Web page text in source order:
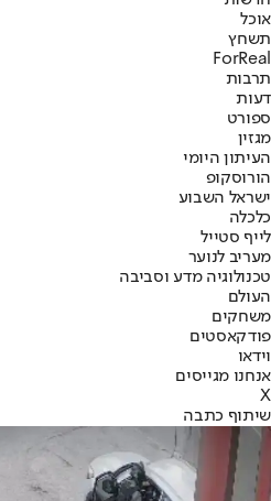
אוכל
תשחץ
ForReal
תרבות
דעות
ספורט
מגזין
העיתון היומי
הורוסקופ
ישראל השבוע
כלכלה
לייף סטייל
מעריב לנוער
טכנולוגיה מדע וסביבה
העולם
משחקים
פודקאסטים
וידאו
אנחנו מגייסים
X
שיתוף כתבה